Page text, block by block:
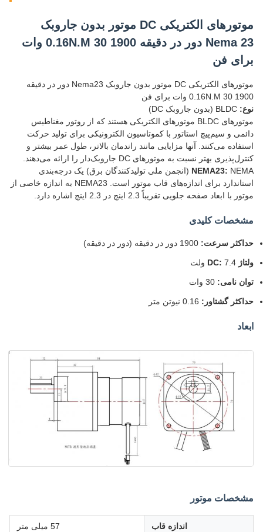
موتورهای الکتریکی DC موتور بدون جاروبک
Nema 23 دور در دقیقه 1900 0.16N.M 30 وات
برای فن
موتورهای الکتریکی DC موتور بدون جاروبک Nema23 دور در دقیقه
1900 0.16N.M 30 وات برای فن
نوع:BLDC (بدون جاروبک DC)
موتورهای BLDC موتورهای الکتریکی هستند که از روتور مغناطیس
دائمی و سیم‌پیچ استاتور با کموتاسیون الکترونیکی برای تولید حرکت
استفاده می‌کنند. آنها مزایایی مانند راندمان بالاتر، طول عمر بیشتر و
کنترل‌پذیری بهتر نسبت به موتورهای DC جاروبک‌دار را ارائه می‌دهند.
NEMA23:NEMA (انجمن ملی تولیدکنندگان برق) یک درجه‌بندی
استاندارد برای اندازه‌های قاب موتور است. NEMA23 به اندازه خاصی از
موتور با ابعاد صفحه جلویی تقریباً 2.3 اینچ در 2.3 اینچ اشاره دارد.
مشخصات کلیدی
حداکثر سرعت:1900 دور در دقیقه (دور در دقیقه)
ولتاژ DC: 7.4 ولت
توان نامی:30 وات
حداکثر گشتاور: 0.16 نیوتن متر
ابعاد
مشخصات موتور
اندازه قاب 57 میلی متر